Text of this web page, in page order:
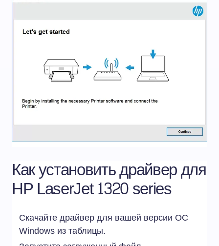
Как установить драйвер для
HP LaserJet 1320 series
Скачайте драйвер для вашей версии ОС
Windows из таблицы.